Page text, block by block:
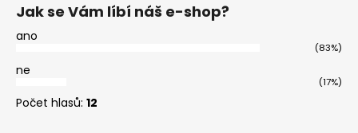
Jak se Vám líbí náš e-shop?
ano
(83%)
ne
(17%)
Počet hlasů: 12